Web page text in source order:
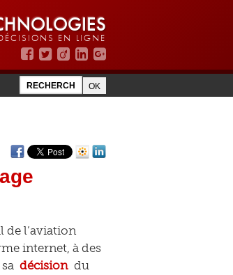
EN LIGNE
de l’aviation
internet, à des
décision du